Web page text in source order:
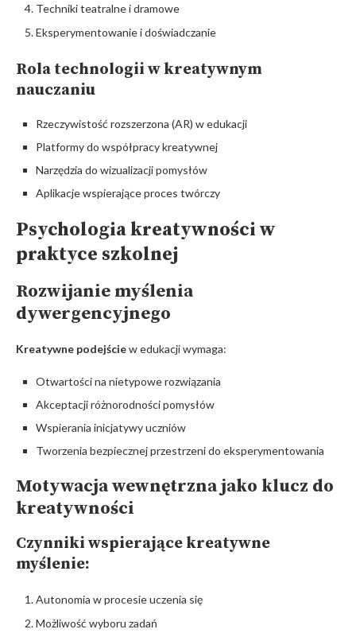
Techniki teatralne i dramowe
Eksperymentowanie i doświadczanie
Rola technologii w kreatywnym
nauczaniu
Rzeczywistość rozszerzona (AR) w edukacji
Platformy do współpracy kreatywnej
Narzędzia do wizualizacji pomysłów
Aplikacje wspierające proces twórczy
Psychologia kreatywności w
praktyce szkolnej
Rozwijanie myślenia
dywergencyjnego
Kreatywne podejściew edukacji wymaga:
Otwartości na nietypowe rozwiązania
Akceptacji różnorodności pomysłów
Wspierania inicjatywy uczniów
Tworzenia bezpiecznej przestrzeni do eksperymentowania
Motywacja wewnętrzna jako klucz do
kreatywności
Czynniki wspierające kreatywne
myślenie:
Autonomia w procesie uczenia się
Możliwość wyboru zadań